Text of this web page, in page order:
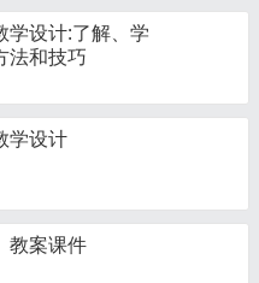
学设计:了解、学
法和技巧
学设计
教案课件